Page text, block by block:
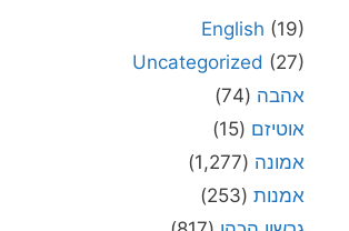
English (19)
Uncategorized (27)
אהבה (74)
אוטיזם (15)
אמונה (1,277)
אמנות (253)